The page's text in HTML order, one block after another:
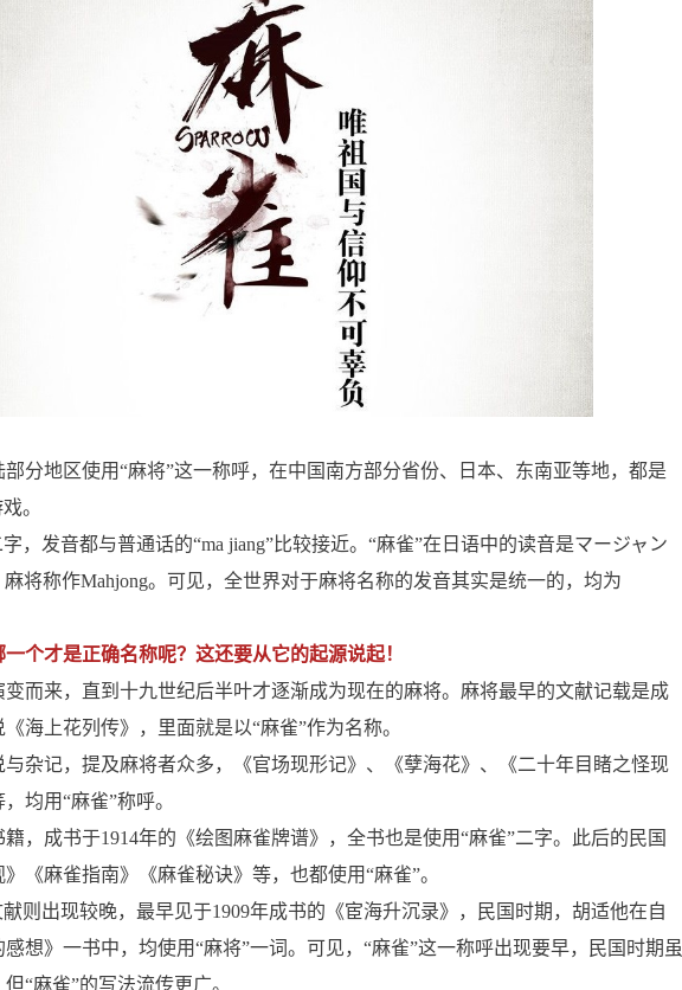
分地区使用“麻将”这一称呼，在中国南方部分省份、日本、东南亚等地，都是
。
，发音都与普通话的“ma jiang”比较接近。“麻雀”在日语中的读音是マージャン
麻将称作Mahjong。可见，全世界对于麻将名称的发音其实是统一的，均为
个才是正确名称呢？这还要从它的起源说起！
而来，直到十九世纪后半叶才逐渐成为现在的麻将。麻将最早的文献记载是成
海上花列传》，里面就是以“麻雀”作为名称。
与杂记，提及麻将者众多，《官场现形记》、《孽海花》、《二十年目睹之怪现
均用“麻雀”称呼。
，成书于1914年的《绘图麻雀牌谱》，全书也是使用“麻雀”二字。此后的民国
《麻雀指南》《麻雀秘诀》等，也都使用“麻雀”。
则出现较晚，最早见于1909年成书的《宦海升沉录》，民国时期，胡适他在自
想》一书中，均使用“麻将”一词。可见，“麻雀”这一称呼出现要早，民国时期虽
“麻雀”的写法流传更广。